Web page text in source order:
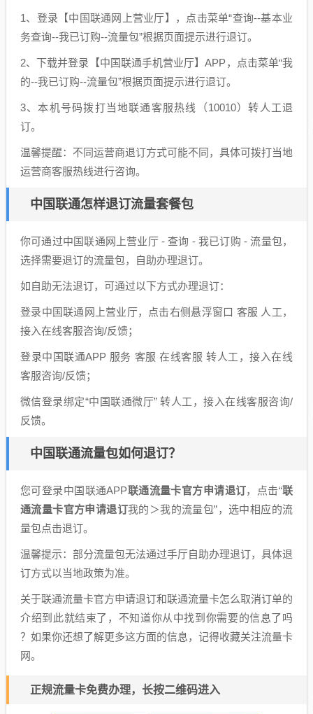
1、登录【中国联通网上营业厅】，点击菜单“查询--基本业
务查询--我已订购--流量包”根据页面提示进行退订。
2、下载并登录【中国联通手机营业厅】APP，点击菜单“我
的--我已订购--流量包”根据页面提示进行退订。
3、本机号码拨打当地联通客服热线（10010）转人工退
订。
温馨提醒：不同运营商退订方式可能不同，具体可拨打当地
运营商客服热线进行咨询。
中国联通怎样退订流量套餐包
你可通过中国联通网上营业厅 - 查询 - 我已订购 - 流量包，
选择需要退订的流量包，自助办理退订。
如自助无法退订，可通过以下方式办理退订：
登录中国联通网上营业厅，点击右侧悬浮窗口 客服 人工，
接入在线客服咨询/反馈；
登录中国联通APP 服务 客服 在线客服 转人工，接入在线
客服咨询/反馈；
微信登录绑定“中国联通微厅” 转人工，接入在线客服咨询/
反馈。
中国联通流量包如何退订？
您可登录中国联通APP联通流量卡官方申请退订，点击“联
通流量卡官方申请退订我的＞我的流量包”，选中相应的流
量包点击退订。
温馨提示：部分流量包无法通过手厅自助办理退订，具体退
订方式以当地政策为准。
关于联通流量卡官方申请退订和联通流量卡怎么取消订单的
介绍到此就结束了，不知道你从中找到你需要的信息了吗
？如果你还想了解更多这方面的信息，记得收藏关注流量卡
网。
正规流量卡免费办理，长按二维码进入